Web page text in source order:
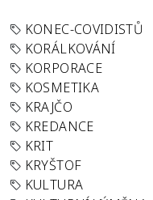
KONEC-COVIDISTŮ
KORÁLKOVÁNÍ
KORPORACE
KOSMETIKA
KRAJČO
KREDANCE
KRIT
KRYŠTOF
KULTURA